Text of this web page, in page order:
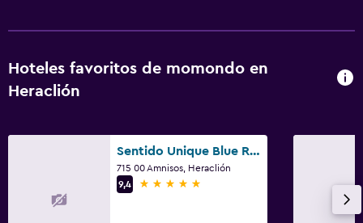
Hoteles favoritos de momondo en
Heraclión
Sentido Unique Blue Resort and Villas
715 00 Amnisos, Heraclión
9,4
5 estrellas